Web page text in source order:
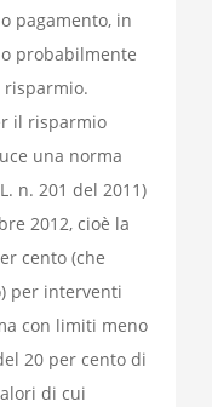
pagamento, in
probabilmente
risparmio.
il risparmio
una norma
n. 201 del 2011)
2012, cioè la
cento (che
per interventi
con limiti meno
20 per cento di
di cui